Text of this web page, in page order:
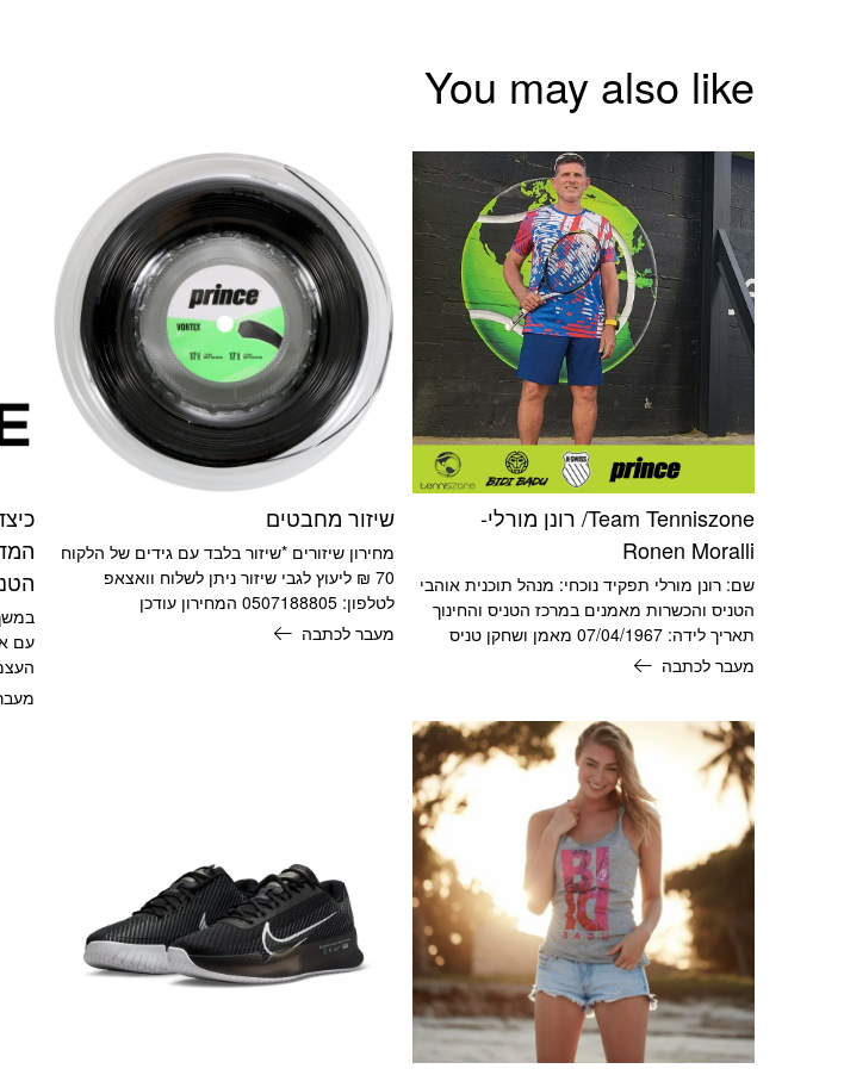
You may also like
Team Tenniszone/ רונן מורלי-
Ronen Moralli
שם: רונן מורלי תפקיד נוכחי: מנהל תוכנית אוהבי
הטניס והכשרות מאמנים במרכז הטניס והחינוך
תאריך לידה: 07/04/1967 מאמן ושחקן טניס
מעבר לכתבה
שיזור מחבטים
מחירון שיזורים *שיזור בלבד עם גידים של הלקוח
70 ₪ ליעוץ לגבי שיזור ניתן לשלוח וואצאפ
לטלפון: 0507188805 המחירון עודכן
מעבר לכתבה
עם